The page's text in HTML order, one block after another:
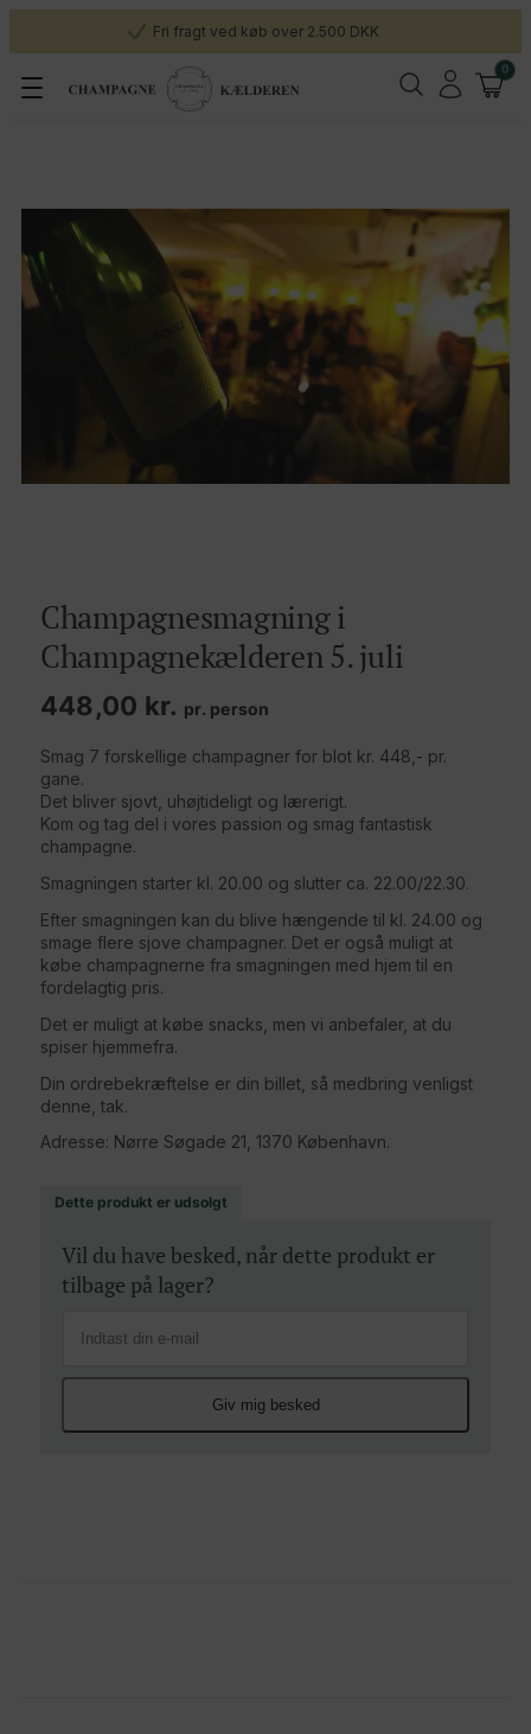
Fri fragt ved køb over 2.500 DKK
0
Champagnesmagning i
Champagnekælderen 5. juli
448,00 kr. pr. person
Smag 7 forskellige champagner for blot kr. 448,- pr.
gane.
Det bliver sjovt, uhøjtideligt og lærerigt.
Kom og tag del i vores passion og smag fantastisk
champagne.
Smagningen starter kl. 20.00 og slutter ca. 22.00/22.30.
Efter smagningen kan du blive hængende til kl. 24.00 og
smage flere sjove champagner. Det er også muligt at
købe champagnerne fra smagningen med hjem til en
fordelagtig pris.
Det er muligt at købe snacks, men vi anbefaler, at du
spiser hjemmefra.
Din ordrebekræftelse er din billet, så medbring venligst
denne, tak.
Adresse: Nørre Søgade 21, 1370 København.
Dette produkt er udsolgt
Vil du have besked, når dette produkt er
tilbage på lager?
Giv mig besked